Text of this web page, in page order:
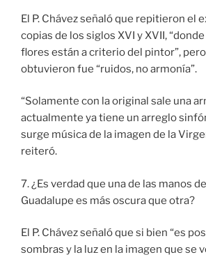
El P. Chávez señaló que repitieron el
copias de los siglos XVI y XVII,
flores están a criterio del pintor”,
obtuvieron fue “ruidos, no armonía”.
“Solamente con la original sale una
actualmente ya tiene un arreglo
surge música de la imagen de la
reiteró.
7. ¿Es verdad que una de las manos
Guadalupe es más oscura que otra?
El P. Chávez señaló que si bien “es
sombras y la luz en la imagen que se